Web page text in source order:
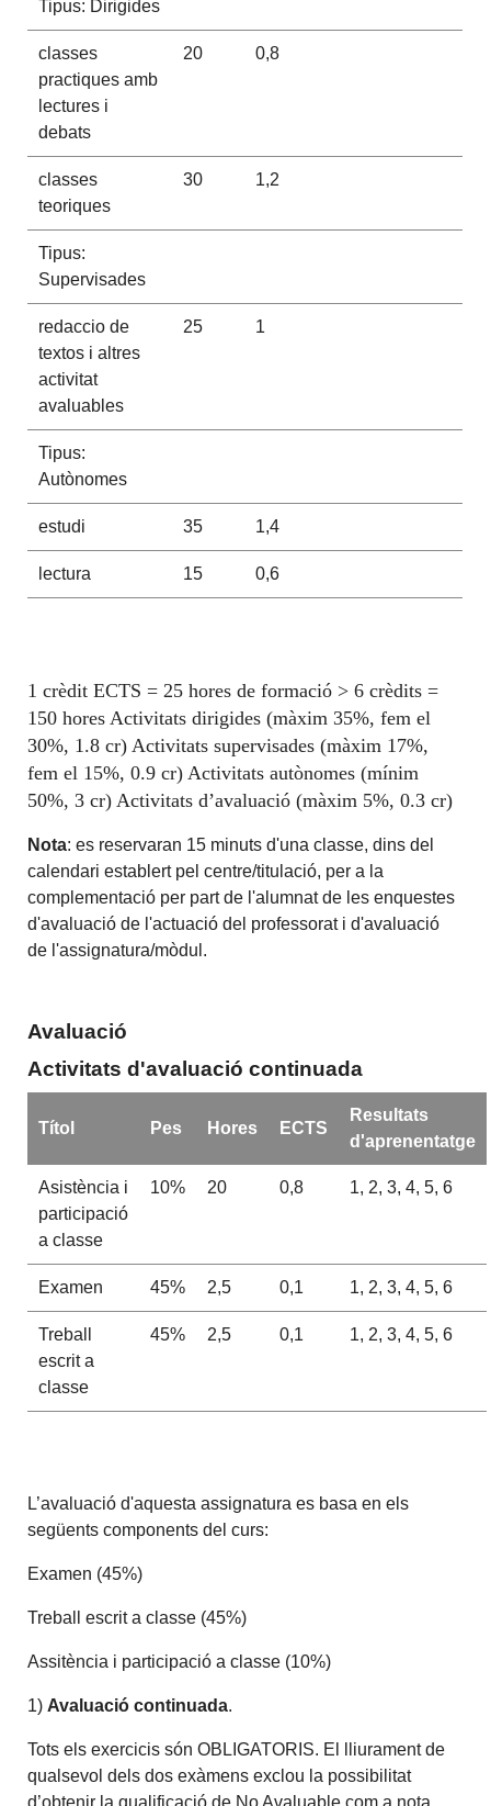
Tipus: Dirigides
classes
practiques amb
lectures i
debats
20 0,8
classes
teoriques
30 1,2
Tipus:
Supervisades
redaccio de
textos i altres
activitat
avaluables
25 1
Tipus:
Autònomes
estudi 35 1,4
lectura 15 0,6
1 crèdit ECTS = 25 hores de formació > 6 crèdits =
150 hores Activitats dirigides (màxim 35%, fem el
30%, 1.8 cr) Activitats supervisades (màxim 17%,
fem el 15%, 0.9 cr) Activitats autònomes (mínim
50%, 3 cr) Activitats d’avaluació (màxim 5%, 0.3 cr)
Nota: es reservaran 15 minuts d'una classe, dins del
calendari establert pel centre/titulació, per a la
complementació per part de l'alumnat de les enquestes
d'avaluació de l'actuació del professorat i d'avaluació
de l'assignatura/mòdul.
Avaluació
Activitats d'avaluació continuada
Títol Pes Hores ECTS
Resultats
d'aprenentatge
Asistència i
participació
a classe
10% 20 0,8 1, 2, 3, 4, 5, 6
Examen 45% 2,5 0,1 1, 2, 3, 4, 5, 6
Treball
escrit a
classe
45% 2,5 0,1 1, 2, 3, 4, 5, 6
L’avaluació d'aquesta assignatura es basa en els
següents components del curs:
Examen (45%)
Treball escrit a classe (45%)
Assitència i participació a classe (10%)
1) Avaluació continuada.
Tots els exercicis són OBLIGATORIS. El lliurament de
qualsevol dels dos exàmens exclou la possibilitat